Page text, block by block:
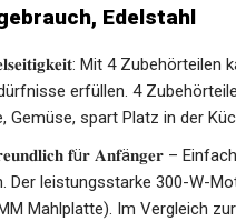
Edelstahl
Mit 4
erfüllen. 4
Gemüse, spart Platz in der
𝐟ü𝐫 𝐀𝐧𝐟ä𝐧𝐠𝐞𝐫 –
Der leistungsstarke 300-W-
Mahlplatte). Im Vergleich